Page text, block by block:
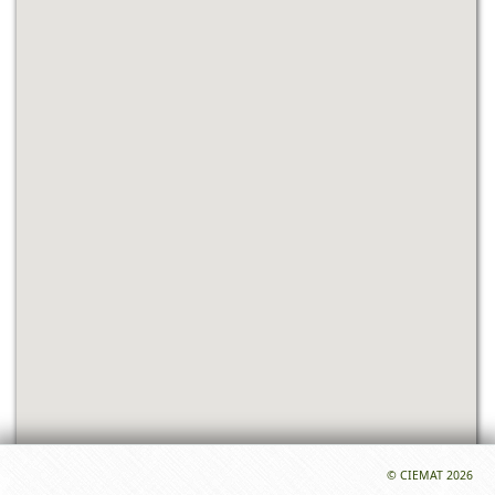
© CIEMAT 2026